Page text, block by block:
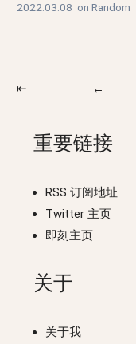
2022.03.08 on Random
⇤ ←
重要链接
RSS 订阅地址
Twitter 主页
即刻主页
关于
关于我